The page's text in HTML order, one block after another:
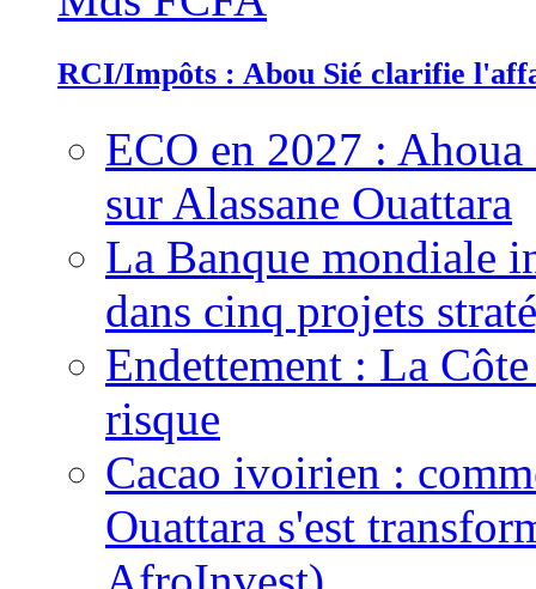
RCI/Impôts : Abou Sié clarifie
ECO en 2027 :
sur Alassane Ouattara
La Banque mondiale
dans cinq projets
Endettement : La
risque
Cacao ivoirien :
Ouattara s'est